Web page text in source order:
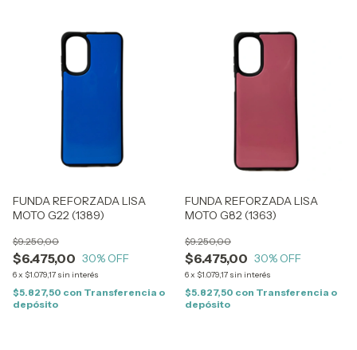
FUNDA REFORZADA LISA
MOTO G22 (1389)
$6.475,00
$9.250,00
30% OFF
6x $1.079,17 sin interés
$5.827,50 con Transferencia o
depósito
FUNDA REFORZADA LISA
MOTO G82 (1363)
$6.475,00
$9.250,00
30% OFF
6x $1.079,17 sin interés
$5.827,50 con Transferencia o
depósito